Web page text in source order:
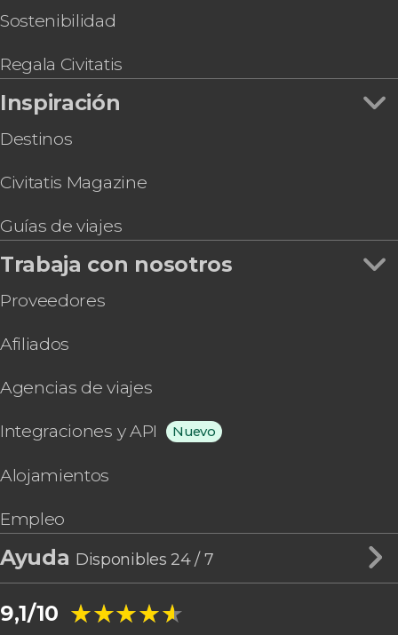
Sostenibilidad
Regala Civitatis
Inspiración
Destinos
Civitatis Magazine
Guías de viajes
Trabaja con nosotros
Proveedores
Afiliados
Agencias de viajes
Integraciones y API Nuevo
Alojamientos
Empleo
Ayuda Disponibles 24 / 7
9,1/10 ★★★★★
★★★★★